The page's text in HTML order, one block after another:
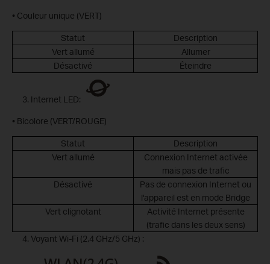
• Couleur unique (VERT)
Statut
Description
Vert allumé
Allumer
Désactivé
Éteindre
Internet LED:
• Bicolore (VERT/ROUGE)
Statut
Description
Vert allumé
Connexion Internet activée
mais pas de trafic
Désactivé
Pas de connexion Internet ou
l'appareil est en mode Bridge
Vert clignotant
Activité Internet présente
(trafic dans les deux sens)
Voyant Wi-Fi (2,4 GHz/5 GHz) :